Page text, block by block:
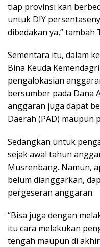
tiap provinsi kan
untuk DIY
dibedakan ya,” tambah
Sementara itu, dalam
Bina Keuda
pengalokasian
bersumber pada Dana
anggaran juga dapat
Daerah (PAD) maupun
Sedangkan untuk
sejak awal tahun
Musrenbang. Namun,
belum dianggarkan,
pergeseran anggaran.
“Bisa juga dengan
itu cara melakukan
tengah maupun di